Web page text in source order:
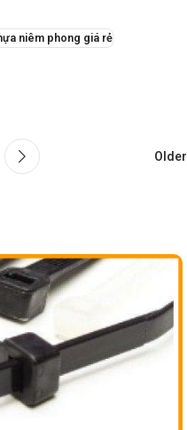
niêm phong giá rẻ
Older